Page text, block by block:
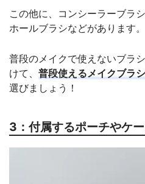
この他に、コンシーラーブラ
ホールブラシなどがあります。
普段のメイクで使えないブラ
けて、 普段使えるメイクブラ
選びましょう！
3：付属するポーチやケ